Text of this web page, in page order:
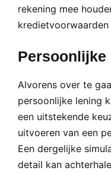
rekening mee
Persoonlijke
Alvorens over te
persoonlijke lening
een uitstekende
uitvoeren van een
Een dergelijke
detail kan